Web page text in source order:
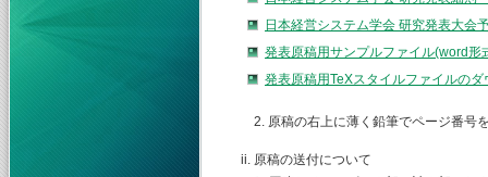
日本経営システム学会 研究発表大会
発表原稿用サンプルファイル(word形
発表原稿用TeXスタイルファイルの
2. 原稿の右上に薄く鉛筆でページ番号
ii. 原稿の送付について